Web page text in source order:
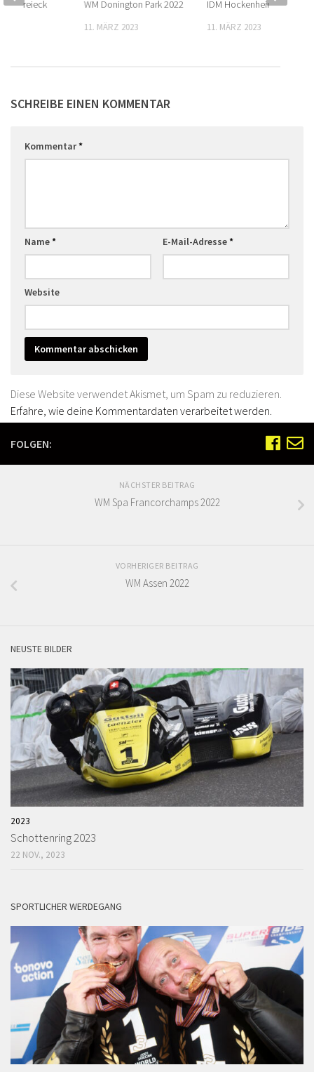
WM Donington Park 2022
11. MÄRZ 2023
IDM Hockenheimring 2022
11. MÄRZ 2023
Dreieck
SCHREIBE EINEN KOMMENTAR
Kommentar*
Name* E-Mail-Adresse*
Website
Diese Website verwendet Akismet, um Spam zu reduzieren.
Erfahre, wie deine Kommentardaten verarbeitet werden.
FOLGEN:
NÄCHSTER BEITRAG
WM Spa Francorchamps 2022
VORHERIGER BEITRAG
WM Assen 2022
NEUSTE BILDER
2023
Schottenring 2023
22 NOV., 2023
SPORTLICHER WERDEGANG